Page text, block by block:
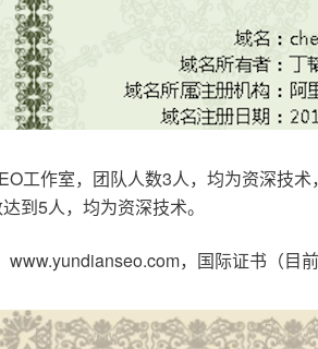
工作室，团队人数3人，均为资深技
到5人，均为资深技术。
，国际证书（目前